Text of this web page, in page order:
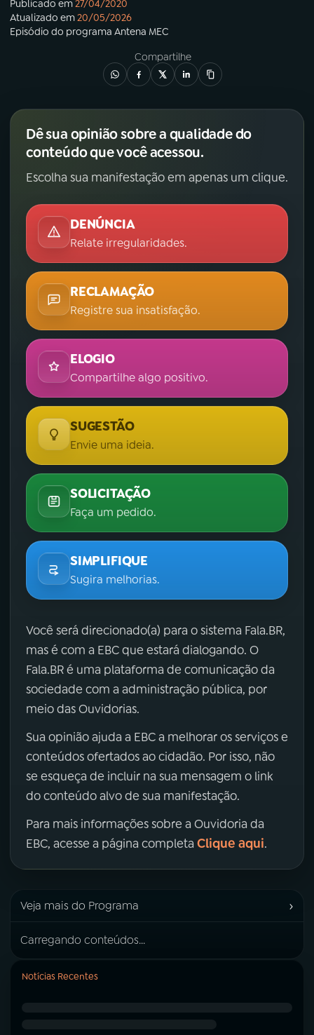
Publicado em27/04/2020
Atualizado em20/05/2026
Episódio do programa Antena MEC
Compartilhe
Dê sua opinião sobre a qualidade do
conteúdo que você acessou.
Escolha sua manifestação em apenas um clique.
DENÚNCIA
Relate irregularidades.
RECLAMAÇÃO
Registre sua insatisfação.
ELOGIO
Compartilhe algo positivo.
SUGESTÃO
Envie uma ideia.
SOLICITAÇÃO
Faça um pedido.
SIMPLIFIQUE
Sugira melhorias.
Você será direcionado(a) para o sistema Fala.BR,
mas é com a EBC que estará dialogando. O
Fala.BR é uma plataforma de comunicação da
sociedade com a administração pública, por
meio das Ouvidorias.
Sua opinião ajuda a EBC a melhorar os serviços e
conteúdos ofertados ao cidadão. Por isso, não
se esqueça de incluir na sua mensagem o link
do conteúdo alvo de sua manifestação.
Para mais informações sobre a Ouvidoria da
EBC, acesse a página completa Clique aqui.
Veja mais do Programa ›
Carregando conteúdos...
Notícias Recentes